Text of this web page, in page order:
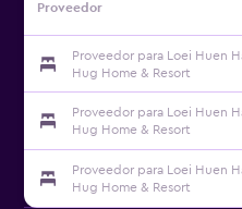
Proveedor
Proveedor para Loei Huen
Hug Home & Resort
Proveedor para Loei Huen
Hug Home & Resort
Proveedor para Loei Huen
Hug Home & Resort